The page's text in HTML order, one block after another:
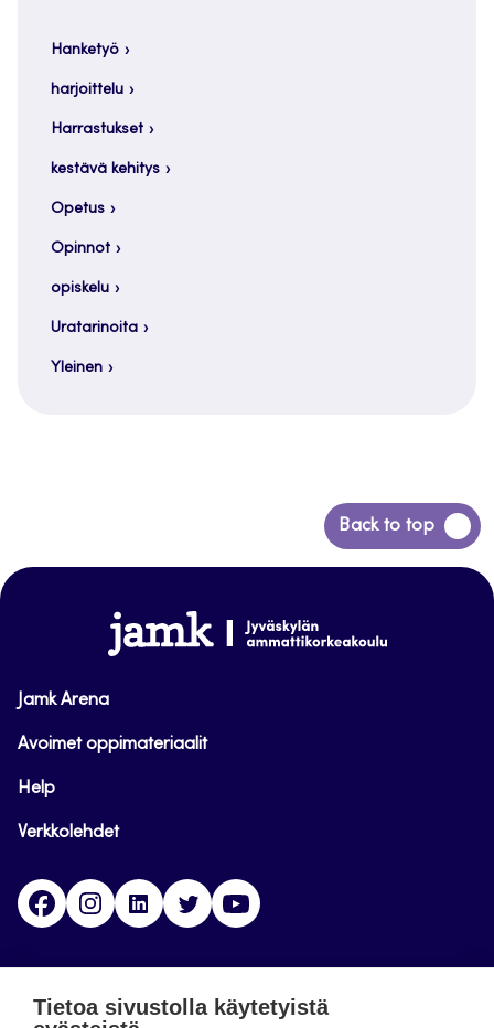
Hanketyö
harjoittelu
Harrastukset
kestävä kehitys
Opetus
Opinnot
opiskelu
Uratarinoita
Yleinen
Back to top
Siirry
takaisin
www.jamk.fi
Jamk Arena
Avoimet oppimateriaalit
Help
Verkkolehdet
FacebookInstagramLinkedinTwitter
Tietoa sivustolla käytetyistä